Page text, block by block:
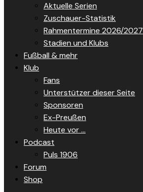
Aktuelle Serien
Zuschauer-Statistik
Rahmentermine 2026/2027
Stadien und Klubs
Fußball & mehr
Klub
Fans
Unterstützer dieser Seite
Sponsoren
Ex-Preußen
Heute vor …
Podcast
Puls 1906
Forum
Shop